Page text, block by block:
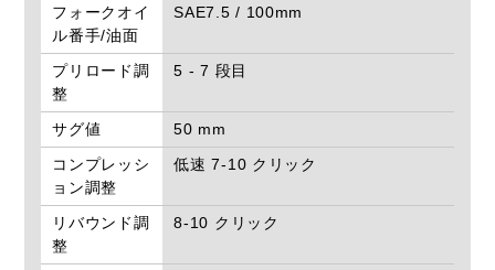
フォークオイ
ル番手/油面
SAE7.5 / 100mm
プリロード調
整
5 - 7 段目
サグ値
50 mm
コンプレッシ
ョン調整
低速 7-10 クリック
リバウンド調
整
8-10 クリック